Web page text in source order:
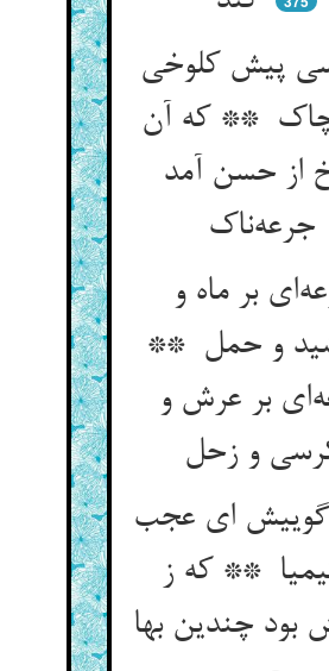
پیش کلوخی
** که آن
از حسن آمد
بر ماه و
و حمل **
بر عرش و
ای عجب
** که ز